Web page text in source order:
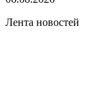
Лента новостей